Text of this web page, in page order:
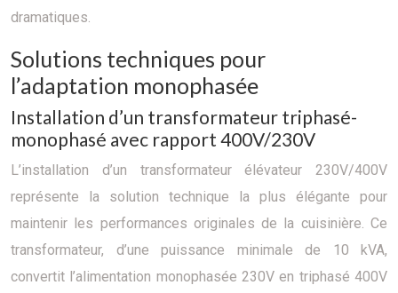
dramatiques.
Solutions techniques pour
l’adaptation monophasée
Installation d’un transformateur triphasé-
monophasé avec rapport 400V/230V
L’installation d’un transformateur élévateur 230V/400V
représente la solution technique la plus élégante pour
maintenir les performances originales de la cuisinière. Ce
transformateur, d’une puissance minimale de 10 kVA,
convertit l’alimentation monophasée 230V en triphasé 400V